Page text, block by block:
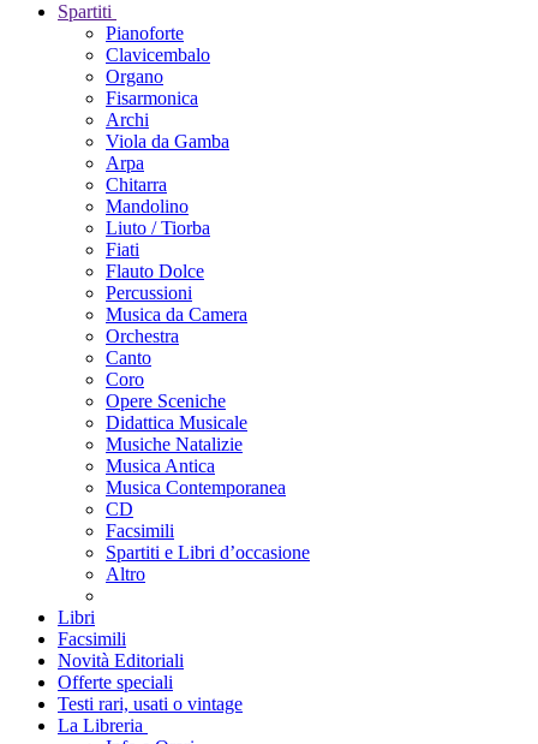
Spartiti
Pianoforte
Clavicembalo
Organo
Fisarmonica
Archi
Viola da Gamba
Arpa
Chitarra
Mandolino
Liuto / Tiorba
Fiati
Flauto Dolce
Percussioni
Musica da Camera
Orchestra
Canto
Coro
Opere Sceniche
Didattica Musicale
Musiche Natalizie
Musica Antica
Musica Contemporanea
CD
Facsimili
Spartiti e Libri d’occasione
Altro
Libri
Facsimili
Novità Editoriali
Offerte speciali
Testi rari, usati o vintage
La Libreria